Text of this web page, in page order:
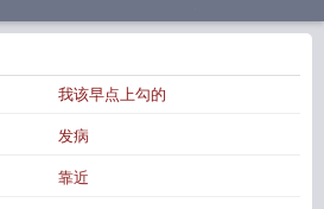
靠近胸膜的肺结节很危险么
我该早点上勾的
发病
靠近